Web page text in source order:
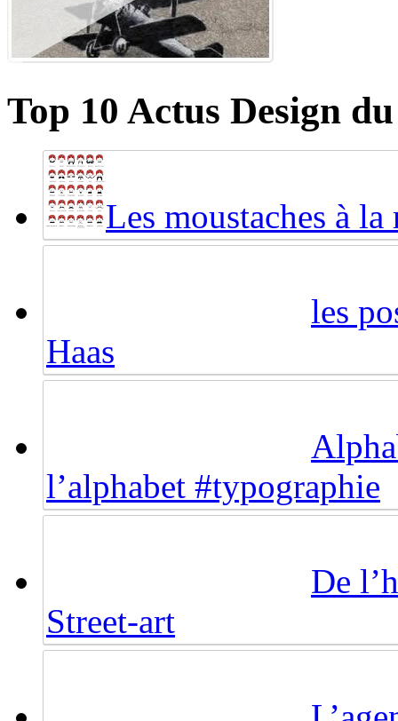
Top 10 Actus Design
Les moustaches à
les
Haas
l’alphabet #typographie
De
Street-art